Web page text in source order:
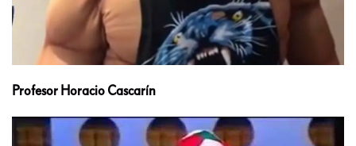
Profesor Horacio Cascarín